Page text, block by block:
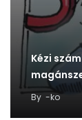
Kézi
By -ko